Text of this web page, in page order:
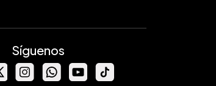
Síguenos